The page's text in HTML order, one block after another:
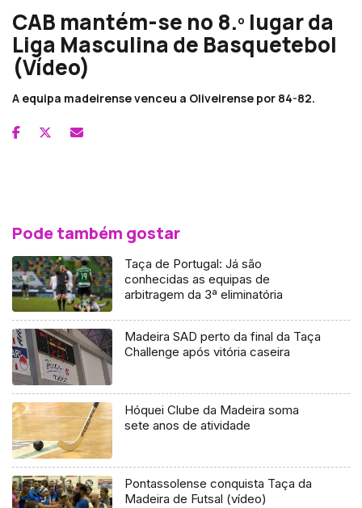
CAB mantém-se no 8.º lugar da
Liga Masculina de Basquetebol
(Vídeo)
A equipa madeirense venceu a Oliveirense por 84-82.
Pode também gostar
Taça de Portugal: Já são
conhecidas as equipas de
arbitragem da 3ª eliminatória
Madeira SAD perto da final da Taça
Challenge após vitória caseira
Hóquei Clube da Madeira soma
sete anos de atividade
Pontassolense conquista Taça da
Madeira de Futsal (vídeo)